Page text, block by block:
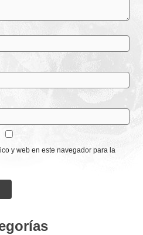
y web en este navegador para la